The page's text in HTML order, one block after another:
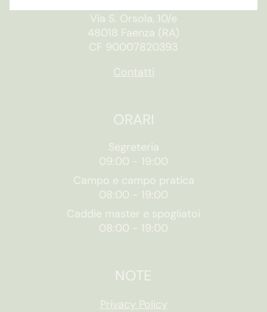
Via S. Orsola, 10/e
48018 Faenza (RA)
CF 90007820393
Contatti
ORARI
Segreteria
09:00 - 19:00
Campo e campo pratica
08:00 - 19:00
Caddie master e spogliatoi
08:00 - 19:00
NOTE
Privacy Policy